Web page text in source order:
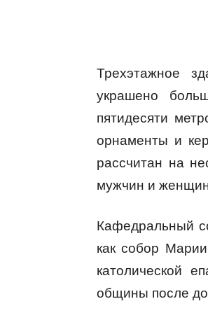
Трехэтажное
украшено
пятидесяти
орнаменты и
рассчитан на
мужчин и
Кафедральный
как собор
католической
общины после